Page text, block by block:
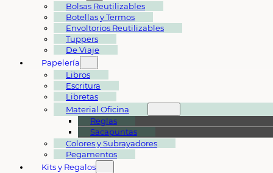
Bolsas Reutilizables
Botellas y Termos
Envoltorios Reutilizables
Tuppers
De Viaje
Papelería
Libros
Escritura
Libretas
Material Oficina
Reglas
Sacapuntas
Colores y Subrayadores
Pegamentos
Kits y Regalos